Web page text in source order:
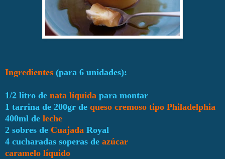
Ingredientes (para 6 unidades):
1/2 litro de nata líquida para montar
1 tarrina de 200gr de queso cremoso tipo Philadelphia
400ml de leche
2 sobres de Cuajada Royal
4 cucharadas soperas de azúcar
caramelo líquido